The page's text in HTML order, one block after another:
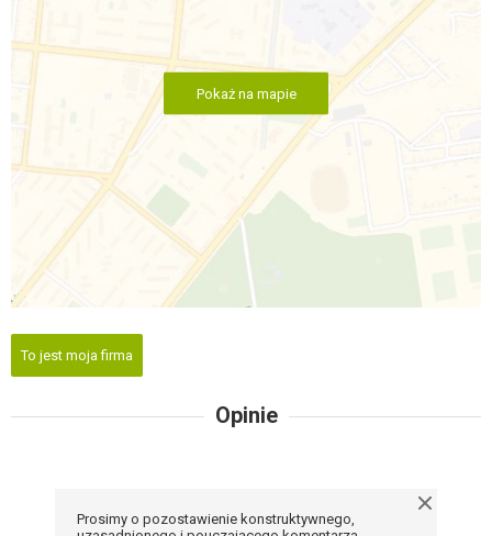
Pokaż na mapie
To jest moja firma
Opinie
Prosimy o pozostawienie konstruktywnego,